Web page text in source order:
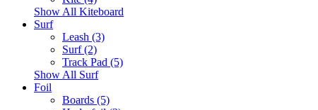
Show All Kiteboard
Surf
Leash (3)
Surf (2)
Track Pad (5)
Show All Surf
Foil
Boards (5)